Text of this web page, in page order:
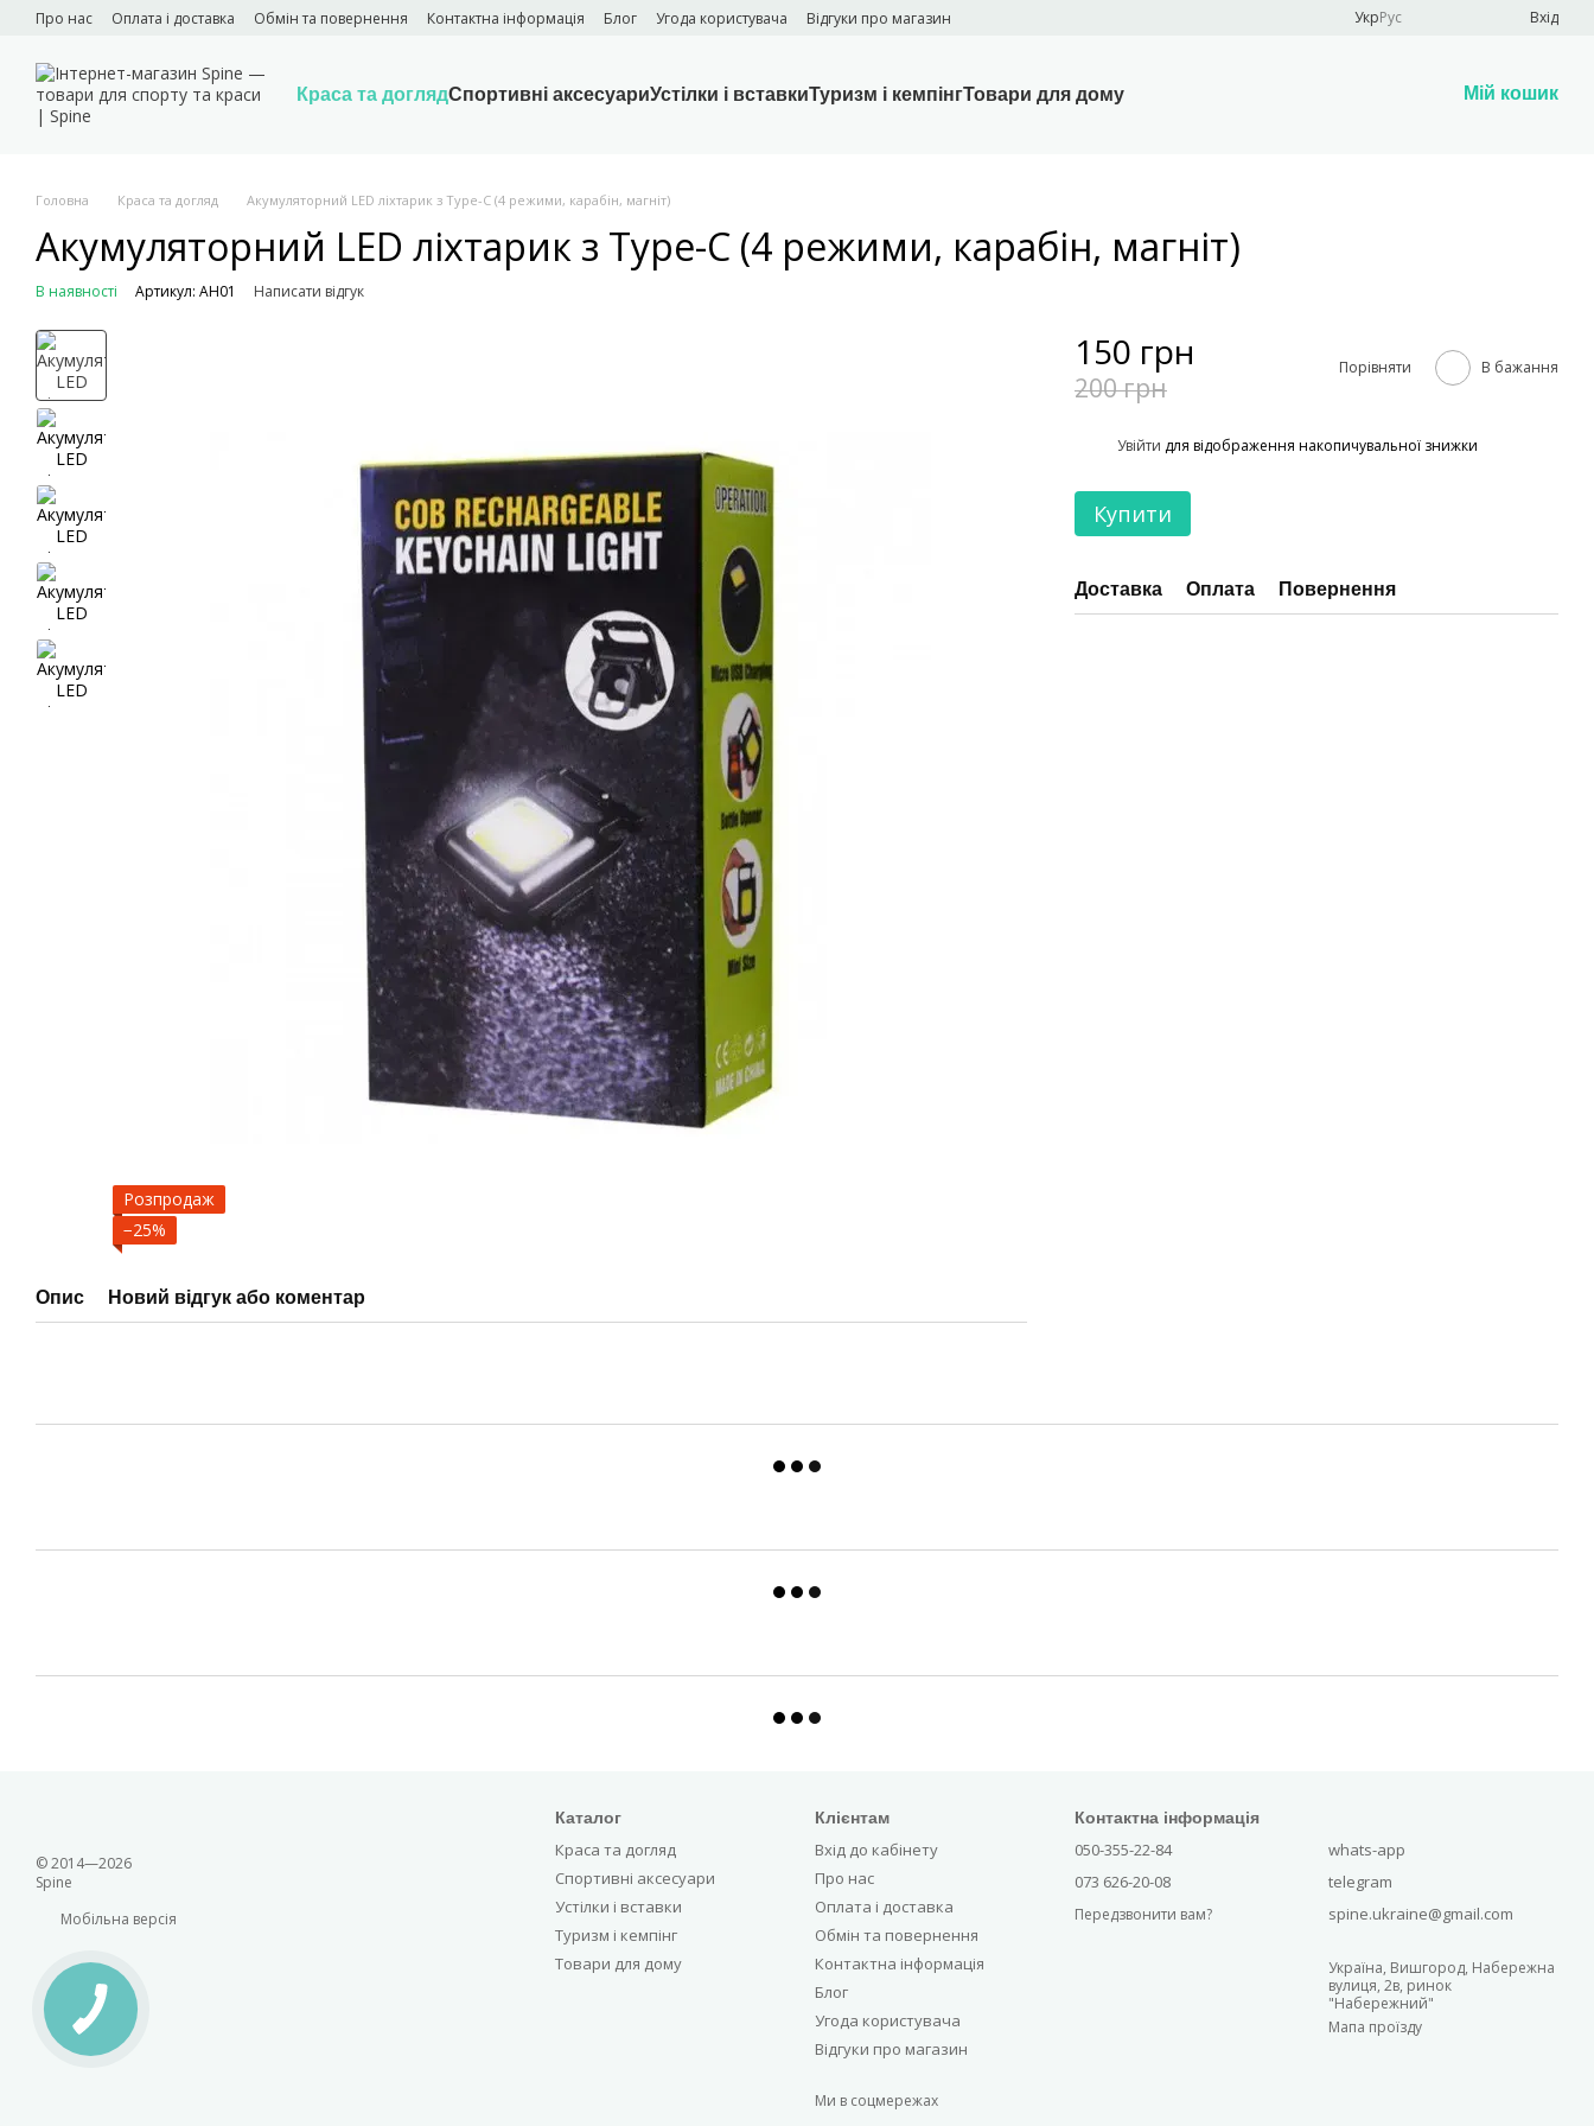
Перейти до основного контенту
Про нас Оплата і доставка Обмін та повернення Контактна інформація Блог Угода користувача Відгуки про магазин УкрРус Вхід
Краса та доглядСпортивні аксесуариУстілки і вставкиТуризм і кемпінгТовари для дому Мій кошик
Головна Краса та догляд Акумуляторний LED ліхтарик з Type-C (4 режими, карабін, магніт)
Акумуляторний LED ліхтарик з Type-C (4 режими, карабін, магніт)
В наявності Артикул: AH01 Написати відгук
Розпродаж
−25%
Опис Новий відгук або коментар
150 грн
200 грн
Порівняти В бажання
Увійти для відображення накопичувальної знижки
Купити
Доставка Оплата Повернення
© 2014—2026
Spine
Мобільна версія
Каталог
Краса та догляд
Спортивні аксесуари
Устілки і вставки
Туризм і кемпінг
Товари для дому
Клієнтам
Вхід до кабінету
Про нас
Оплата і доставка
Обмін та повернення
Контактна інформація
Блог
Угода користувача
Відгуки про магазин
Ми в соцмережах
Контактна інформація
050-355-22-84
073 626-20-08
Передзвонити вам?
whats-app
telegram
spine.ukraine@gmail.com
Україна, Вишгород, Набережна
вулиця, 2в, ринок
"Набережний"
Мапа проїзду